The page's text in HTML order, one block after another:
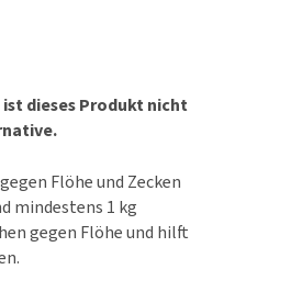
dieses Produkt nicht
Flöhe und Zecken
mindestens 1 kg
gegen Flöhe und hilft